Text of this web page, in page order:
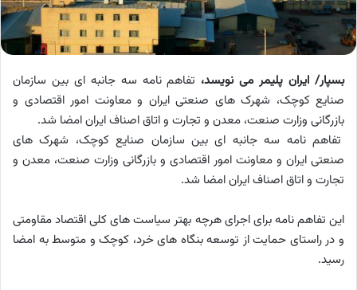
بسپار/ ایران پلیمر می نویسد، تفاهم نامه سه جانبه ای بین سازمان
صنایع کوچک، شهرک های صنعتی ایران و معاونت امور اقتصادی و
بازرگانی وزارت صنعت، معدن و تجارت و اتاق اصناف ایران امضا شد.
تفاهم نامه سه جانبه ای بین سازمان صنایع کوچک، شهرک های
صنعتی ایران و معاونت امور اقتصادی و بازرگانی وزارت صنعت، معدن و
تجارت و اتاق اصناف ایران امضا شد.
این تفاهم نامه برای اجرای هرچه بهتر سیاست های کلی اقتصاد مقاومتی
و در راستای حمایت از توسعه بنگاه های خرد، کوچک و متوسط به امضا
رسید.